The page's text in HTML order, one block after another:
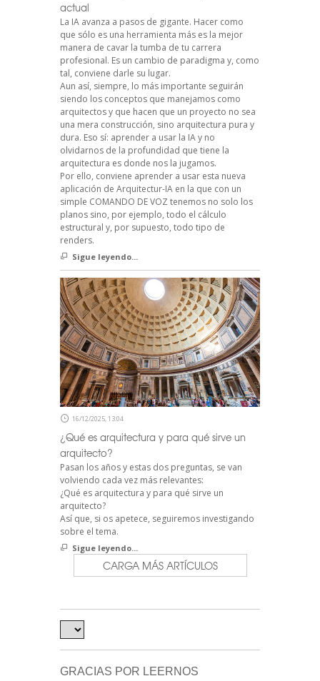
actual
La IA avanza a pasos de gigante. Hacer como
que sólo es una herramienta más es la mejor
manera de cavar la tumba de tu carrera
profesional. Es un cambio de paradigma y, como
tal, conviene darle su lugar.
Aun así, siempre, lo más importante seguirán
siendo los conceptos que manejamos como
arquitectos y que hacen que un proyecto no sea
una mera construcción, sino arquitectura pura y
dura. Eso sí: aprender a usar la IA y no
olvidarnos de la profundidad que tiene la
arquitectura es donde nos la jugamos.
Por ello, conviene aprender a usar esta nueva
aplicación de Arquitectur-IA en la que con un
simple COMANDO DE VOZ tenemos no solo los
planos sino, por ejemplo, todo el cálculo
estructural y, por supuesto, todo tipo de
renders.
Sigue leyendo...
16/12/2025, 13:04
¿Qué es arquitectura y para qué sirve un
arquitecto?
Pasan los años y estas dos preguntas, se van
volviendo cada vez más relevantes:
¿Qué es arquitectura y para qué sirve un
arquitecto?
Así que, si os apetece, seguiremos investigando
sobre el tema.
Sigue leyendo...
CARGA MÁS ARTÍCULOS
GRACIAS POR LEERNOS